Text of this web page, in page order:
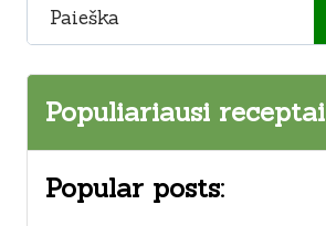
Populiariausi receptai
Popular posts: